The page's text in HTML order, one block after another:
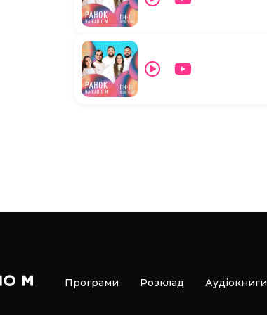
Програми Розклад Аудіокниги